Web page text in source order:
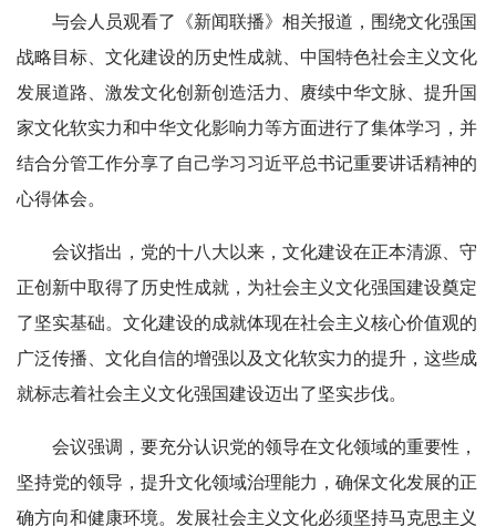
与会人员观看了《新闻联播》相关报道，围绕文化强国
战略目标、文化建设的历史性成就、中国特色社会主义文化
发展道路、激发文化创新创造活力、赓续中华文脉、提升国
家文化软实力和中华文化影响力等方面进行了集体学习，并
结合分管工作分享了自己学习习近平总书记重要讲话精神的
心得体会。
会议指出，党的十八大以来，文化建设在正本清源、守
正创新中取得了历史性成就，为社会主义文化强国建设奠定
了坚实基础。文化建设的成就体现在社会主义核心价值观的
广泛传播、文化自信的增强以及文化软实力的提升，这些成
就标志着社会主义文化强国建设迈出了坚实步伐。
会议强调，要充分认识党的领导在文化领域的重要性，
坚持党的领导，提升文化领域治理能力，确保文化发展的正
确方向和健康环境。发展社会主义文化必须坚持马克思主义